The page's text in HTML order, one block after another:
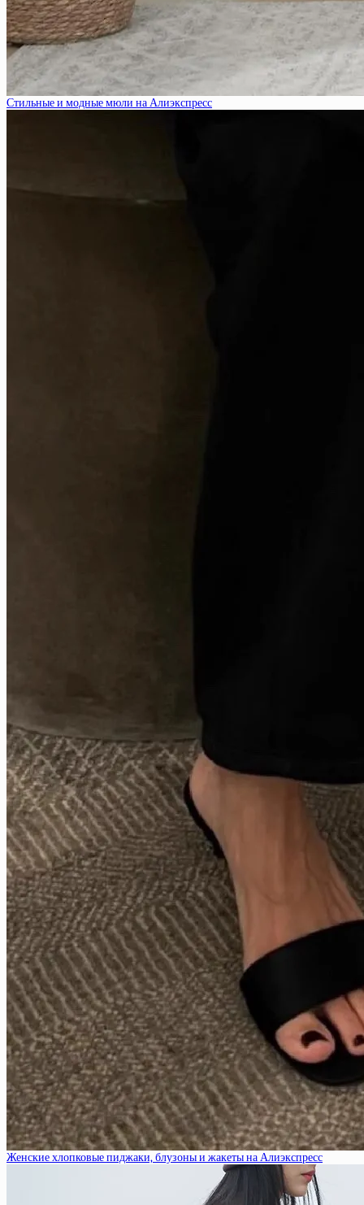
Стильные и модные мюли на Алиэкспресс
Женские хлопковые пиджаки, блузоны и жакеты на Алиэкспресс